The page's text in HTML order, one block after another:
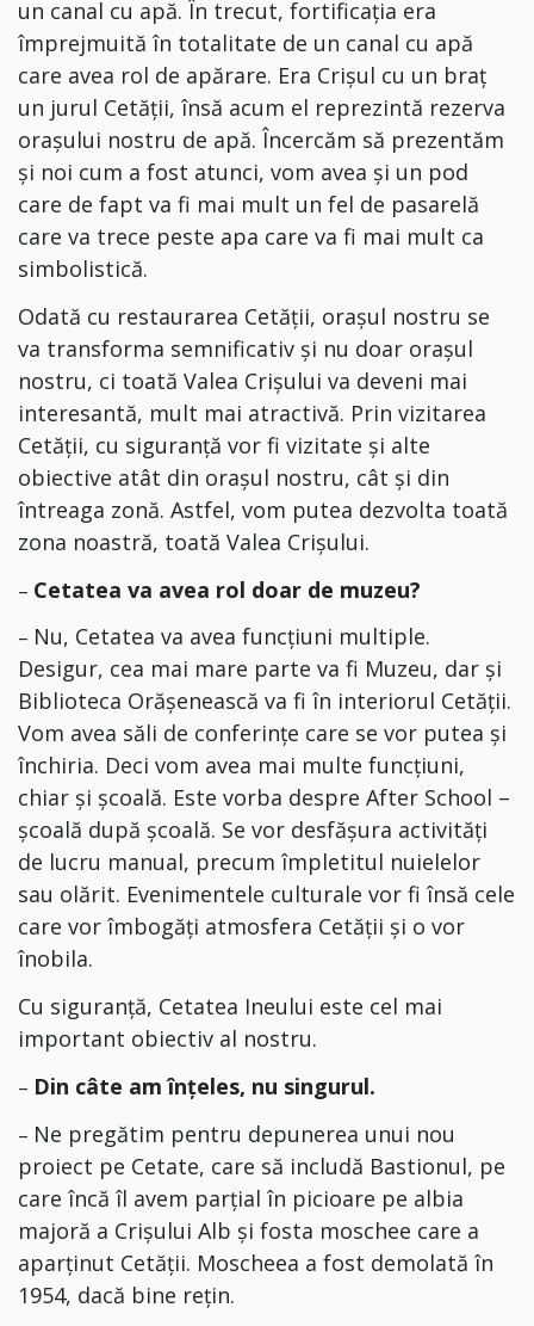
un canal cu apă. În trecut, fortificația era
împrejmuită în totalitate de un canal cu apă
care avea rol de apărare. Era Crișul cu un braț
un jurul Cetății, însă acum el reprezintă rezerva
orașului nostru de apă. Încercăm să prezentăm
și noi cum a fost atunci, vom avea și un pod
care de fapt va fi mai mult un fel de pasarelă
care va trece peste apa care va fi mai mult ca
simbolistică.
Odată cu restaurarea Cetății, orașul nostru se
va transforma semnificativ și nu doar orașul
nostru, ci toată Valea Crișului va deveni mai
interesantă, mult mai atractivă. Prin vizitarea
Cetății, cu siguranță vor fi vizitate și alte
obiective atât din orașul nostru, cât și din
întreaga zonă. Astfel, vom putea dezvolta toată
zona noastră, toată Valea Crișului.
– Cetatea va avea rol doar de muzeu?
– Nu, Cetatea va avea funcțiuni multiple.
Desigur, cea mai mare parte va fi Muzeu, dar și
Biblioteca Orășenească va fi în interiorul Cetății.
Vom avea săli de conferințe care se vor putea și
închiria. Deci vom avea mai multe funcțiuni,
chiar și școală. Este vorba despre After School –
școală după școală. Se vor desfășura activități
de lucru manual, precum împletitul nuielelor
sau olărit. Evenimentele culturale vor fi însă cele
care vor îmbogăți atmosfera Cetății și o vor
înobila.
Cu siguranță, Cetatea Ineului este cel mai
important obiectiv al nostru.
– Din câte am înțeles, nu singurul.
– Ne pregătim pentru depunerea unui nou
proiect pe Cetate, care să includă Bastionul, pe
care încă îl avem parțial în picioare pe albia
majoră a Crișului Alb și fosta moschee care a
aparținut Cetății. Moscheea a fost demolată în
1954, dacă bine rețin.